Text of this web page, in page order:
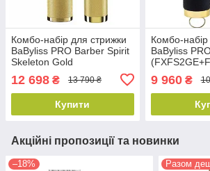
Комбо-набір для стрижки
BaByliss PRO Barber Spirit
Skeleton Gold
(FX8700GE+FX7870GE)
12 698 ₴ 13 790 ₴
Купити
Комбо-
BaByliss
9 960₴
Акційні пропозиції та новинки
–18% Разом